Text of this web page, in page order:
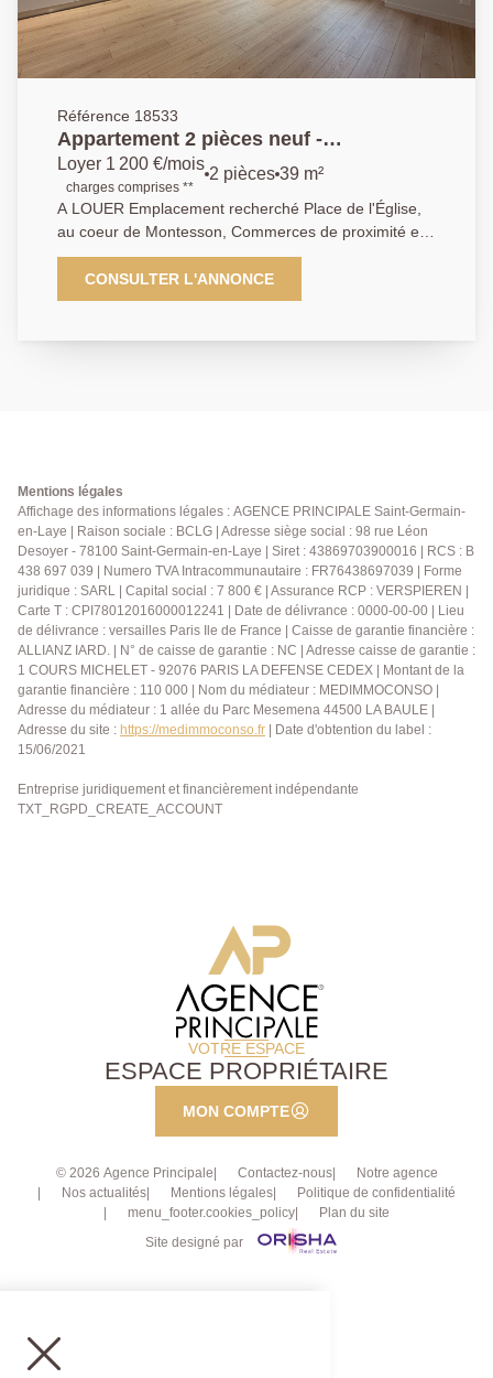
agence: 508 €
Référence 18533
Appartement 2 pièces neuf -
MONTESSON Centre Secteur Village
Loyer 1 200 €/mois
charges comprises **
2 pièces 39 m²
A LOUER Emplacement recherché Place de l'Église,
au coeur de Montesson, Commerces de proximité et
transports accessibles à quelques minutes à pied , bel
appartement 2 pièces, entièrement rénové avec des
prestations de qualité, proposé en première mise en
Vésinet ? Le Pecq ou de Sartrouville facilitant les
déplacements vers La Défense et Paris. Disponible le
1er septembre 2026. Loyer: 1 200 € charges
comprises Dépôt de garantie : 1150 € Honoraires
agence: 508 €
CONSULTER L'ANNONCE
Mentions légales
Affichage des informations légales : AGENCE PRINCIPALE Saint-Germain-
en-Laye | Raison sociale : BCLG | Adresse siège social : 98 rue Léon
Desoyer - 78100 Saint-Germain-en-Laye | Siret : 43869703900016 | RCS : B
438 697 039 | Numero TVA Intracommunautaire : FR76438697039 | Forme
juridique : SARL | Capital social : 7 800 € | Assurance RCP : VERSPIEREN |
Carte T : CPI78012016000012241 | Date de délivrance : 0000-00-00 | Lieu
de délivrance : versailles Paris Ile de France | Caisse de garantie financière :
ALLIANZ IARD. | N° de caisse de garantie : NC | Adresse caisse de garantie :
1 COURS MICHELET - 92076 PARIS LA DEFENSE CEDEX | Montant de la
garantie financière : 110 000 | Nom du médiateur : MEDIMMOCONSO |
Adresse du médiateur : 1 allée du Parc Mesemena 44500 LA BAULE |
Adresse du site : https://medimmoconso.fr | Date d'obtention du label :
15/06/2021
Entreprise juridiquement et financièrement indépendante
TXT_RGPD_CREATE_ACCOUNT
VOTRE ESPACE
ESPACE PROPRIÉTAIRE
MON COMPTE
© 2026 Agence Principale Contactez-nous
Notre agence
Nos actualités
Mentions légales
Politique de confidentialité
menu_footer.cookies_policy
Plan du site
Site designé par